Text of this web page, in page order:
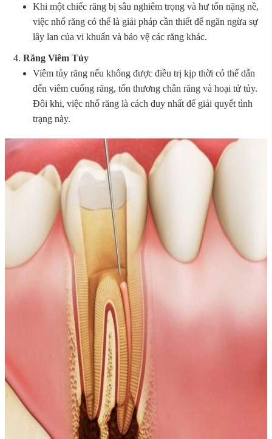
Khi một chiếc răng bị sâu nghiêm trọng và hư tổn nặng nề,
việc nhổ răng có thể là giải pháp cần thiết để ngăn ngừa sự
lây lan của vi khuẩn và bảo vệ các răng khác.
Răng Viêm Tủy
Viêm tủy răng nếu không được điều trị kịp thời có thể dẫn
đến viêm cuống răng, tổn thương chân răng và hoại tử tủy.
Đôi khi, việc nhổ răng là cách duy nhất để giải quyết tình
trạng này.